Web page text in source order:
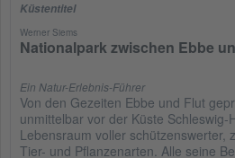
Küstentitel
Werner Siems
Nationalpark zwischen Ebbe
Ein Natur-Erlebnis-Führer
Von den Gezeiten Ebbe und Flut
unmittelbar vor der Küste Schleswig-
Lebensraum voller schützenswerter,
Tier- und Pflanzenarten. Alle seine